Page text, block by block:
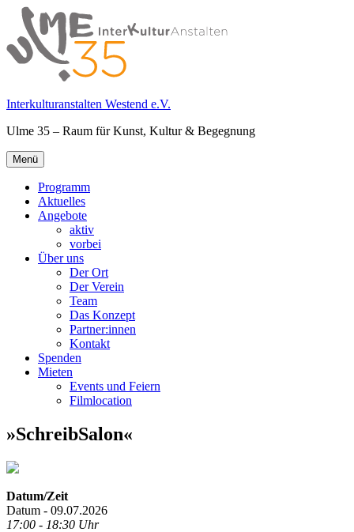
Springe
zum
Inhalt
Interkulturanstalten Westend e.V.
Ulme 35 – Raum für Kunst, Kultur & Begegnung
Primäres
Menü
Menü
Programm
Aktuelles
Angebote
aktiv
vorbei
Über uns
Der Ort
Der Verein
Team
Das Konzept
Partner:innen
Kontakt
Spenden
Mieten
Events und Feiern
Filmlocation
»SchreibSalon«
Datum/Zeit
Datum - 09.07.2026
17:00 - 18:30 Uhr